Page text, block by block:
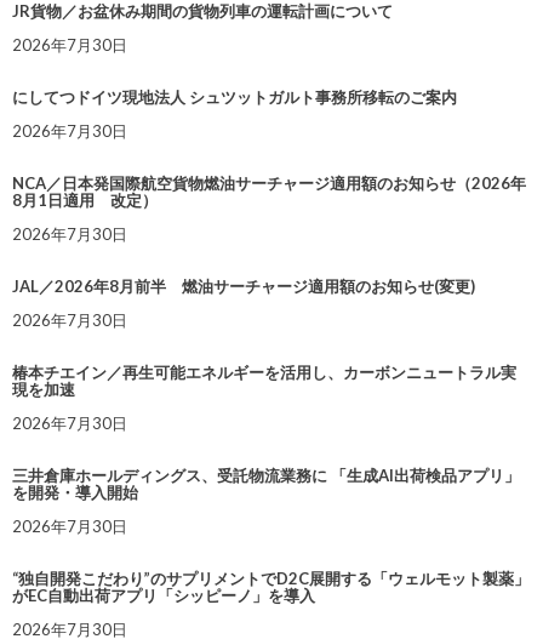
JR貨物／お盆休み期間の貨物列車の運転計画について
2026年7月30日
にしてつドイツ現地法人 シュツットガルト事務所移転のご案内
2026年7月30日
NCA／日本発国際航空貨物燃油サーチャージ適用額のお知らせ（2026年
8月1日適用 改定）
2026年7月30日
JAL／2026年8月前半 燃油サーチャージ適用額のお知らせ(変更)
2026年7月30日
椿本チエイン／再生可能エネルギーを活用し、カーボンニュートラル実
現を加速
2026年7月30日
三井倉庫ホールディングス、受託物流業務に 「生成AI出荷検品アプリ」
を開発・導入開始
2026年7月30日
“独自開発こだわり”のサプリメントでD2C展開する「ウェルモット製薬」
がEC自動出荷アプリ「シッピーノ」を導入
2026年7月30日